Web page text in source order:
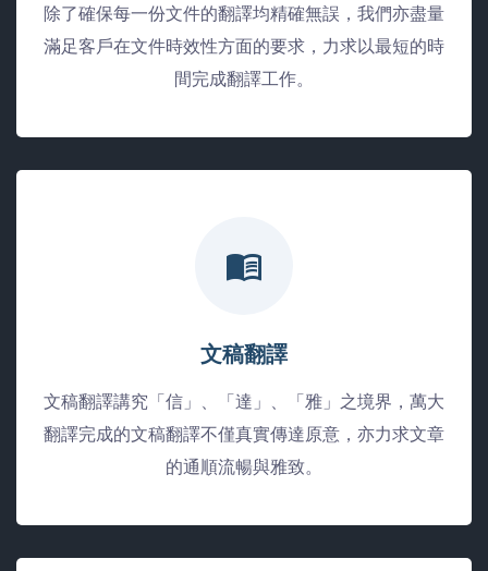
除了確保每一份文件的翻譯均精確無誤，我們亦盡量
滿足客戶在文件時效性方面的要求，力求以最短的時
間完成翻譯工作。
文稿翻譯
文稿翻譯講究「信」、「達」、「雅」之境界，萬大
翻譯完成的文稿翻譯不僅真實傳達原意，亦力求文章
的通順流暢與雅致。